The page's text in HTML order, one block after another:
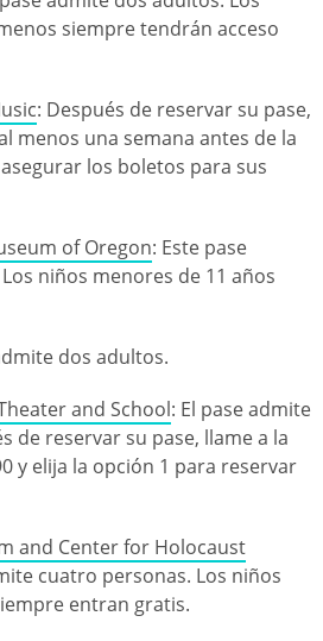
siempre tendrán acceso
: Después de reservar su pase,
menos una semana antes de la
los boletos para sus
of Oregon: Este pase
niños menores de 11 años
dos adultos.
and School: El pase admite
de reservar su pase, llame a la
y elija la opción 1 para reservar
and Center for Holocaust
cuatro personas. Los niños
entran gratis.